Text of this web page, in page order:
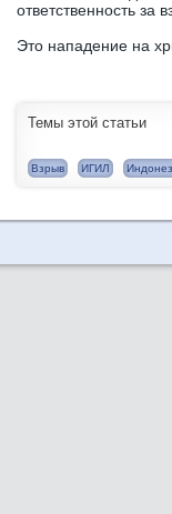
ответственность за
Это нападение на
Темы этой статьи
Взрыв ИГИЛ